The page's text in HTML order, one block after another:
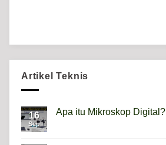
Artikel Teknis
16
Sep
Apa itu Mikroskop Digital?